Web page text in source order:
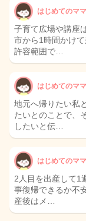
はじめてのマ
子育て広場や講座
市から1時間かけ
許容範囲で…
はじめてのマ
地元へ帰りたい私
たいとのことで、
したいと伝…
はじめてのマ
2人目を出産して1
事復帰できるか不
産後はメ…